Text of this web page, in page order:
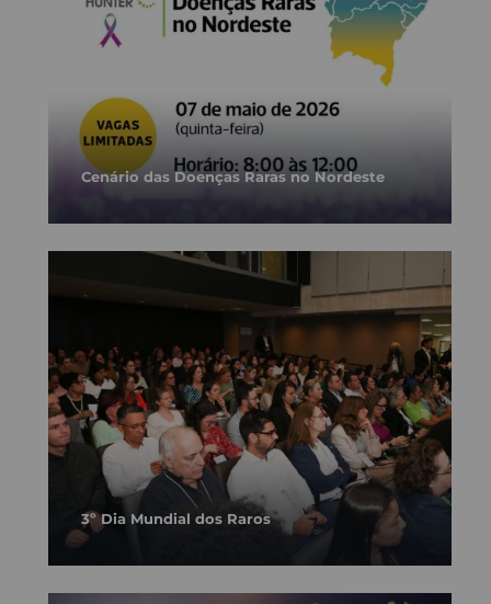
Cenário das Doenças Raras no Nordeste
3º Dia Mundial dos Raros